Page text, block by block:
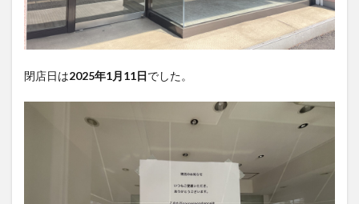
閉店日は2025年1月11日でした。